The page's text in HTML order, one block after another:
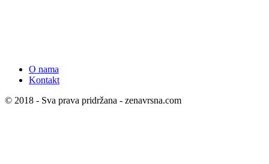
O nama
Kontakt
© 2018 - Sva prava pridržana - zenavrsna.com